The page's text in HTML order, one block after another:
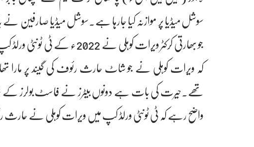
جو بھارتی کرکٹر ویرات کوہلی
تھے۔حیرت کی بات ہے دونوں بیٹرز نے فاسٹ بولرز کے
واضح رہے کہ ٹی ٹونٹی ورلڈ کپ میں ویرات کوہلی نے حارث رئوف کے 19ویں اوور میں 2